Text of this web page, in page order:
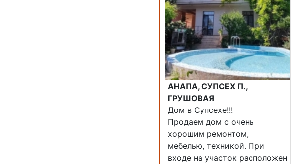
АНАПА, СУПСЕХ П.,
ГРУШОВАЯ
Дом в Супсехе!!!
Продаем дом с очень
хорошим ремонтом,
мебелью, техникой. При
входе на участок расположен